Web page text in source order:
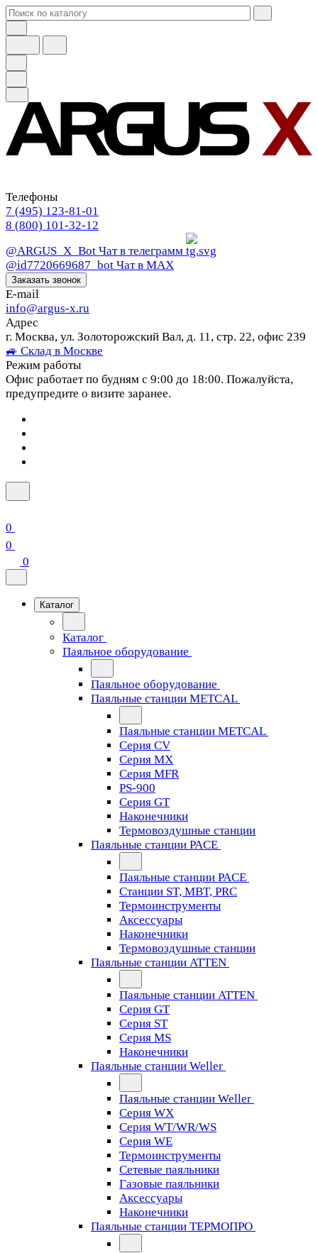
Телефоны
7 (495) 123-81-01
8 (800) 101-32-12
@ARGUS_X_Bot Чат в телеграмм
@id7720669687_bot Чат в МАХ
Заказать звонок
E-mail
info@argus-x.ru
Адрес
г. Москва, ул. Золоторожский Вал, д. 11, стр. 22, офис 239
🚙 Склад в Москве
Режим работы
Офис работает по будням с 9:00 до 18:00. Пожалуйста,
предупредите о визите заранее.
0
0
0
Каталог
Каталог
Паяльное оборудование
Паяльное оборудование
Паяльные станции METCAL
Паяльные станции METCAL
Серия CV
Серия MX
Серия MFR
PS-900
Серия GT
Наконечники
Термовоздушные станции
Паяльные станции PACE
Паяльные станции PACE
Станции ST, MBT, PRC
Термоинструменты
Аксессуары
Наконечники
Термовоздушные станции
Паяльные станции ATTEN
Паяльные станции ATTEN
Серия GT
Серия ST
Серия MS
Наконечники
Паяльные станции Weller
Паяльные станции Weller
Серия WX
Серия WT/WR/WS
Серия WE
Термоинструменты
Сетевые паяльники
Газовые паяльники
Аксессуары
Наконечники
Паяльные станции ТЕРМОПРО